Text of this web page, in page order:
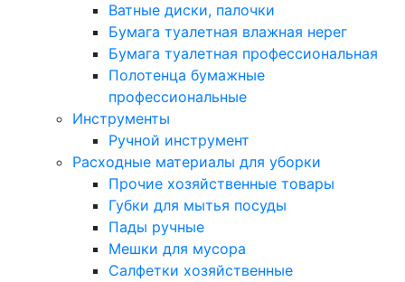
Ватные диски, палочки
Бумага туалетная влажная нерег
Бумага туалетная профессиональная
Полотенца бумажные
профессиональные
Инструменты
Ручной инструмент
Расходные материалы для уборки
Прочие хозяйственные товары
Губки для мытья посуды
Пады ручные
Мешки для мусора
Салфетки хозяйственные